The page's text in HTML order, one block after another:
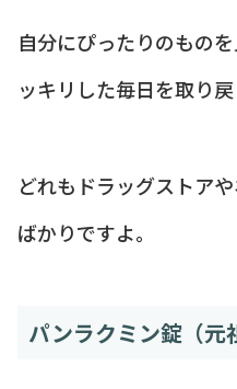
自分にぴったりのもの
ッキリした毎日を取り戻
どれもドラッグストア
ばかりですよ。
パンラクミン錠（元